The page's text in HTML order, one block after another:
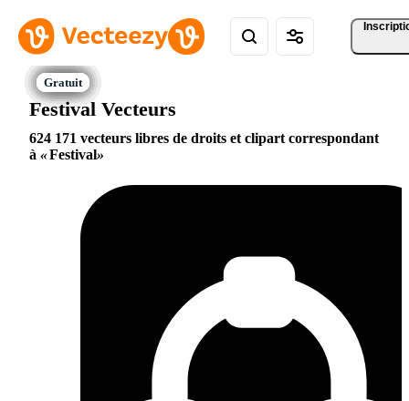
Festival Vecteurs
624 171 vecteurs libres de droits et clipart correspondant
à
Festival